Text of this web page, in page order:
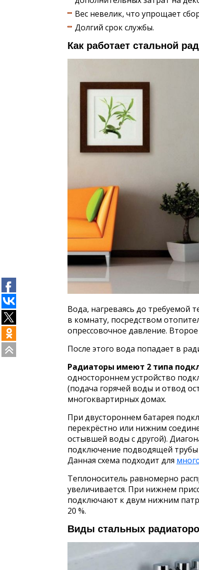
Вес невелик, что упрощает
Долгий срок службы.
Как работает стальной
Вода, нагреваясь до требуемой
в комнату, посредством
опрессовочное давление.
После этого вода попадает в
Радиаторы имеют 2 типа
одностороннем устройство
(подача горячей воды и отвод
многоквартирных домах.
При двустороннем батарея
перекрёстно или нижним
остывшей воды с другой).
подключение подводящей трубы
Данная схема подходит для
Теплоноситель равномерно
увеличивается. При нижнем
подключают к двум нижним
20 %.
Виды стальных